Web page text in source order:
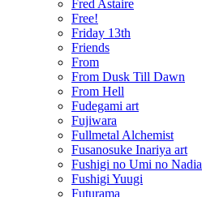
Fred Astaire
Free!
Friday 13th
Friends
From
From Dusk Till Dawn
From Hell
Fudegami art
Fujiwara
Fullmetal Alchemist
Fusanosuke Inariya art
Fushigi no Umi no Nadia
Fushigi Yuugi
Futurama